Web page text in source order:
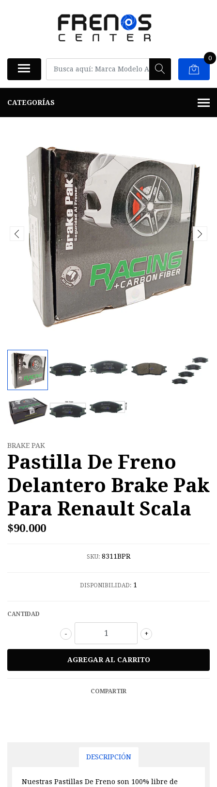
0
CATEGORÍAS
BRAKE PAK
Pastilla De Freno
Delantero Brake Pak
Para Renault Scala
$90.000
SKU: 8311BPR
DISPONIBILIDAD: 1
CANTIDAD
+
-
COMPARTIR
DESCRIPCIÓN
Nuestras Pastillas De Freno son 100% libre de